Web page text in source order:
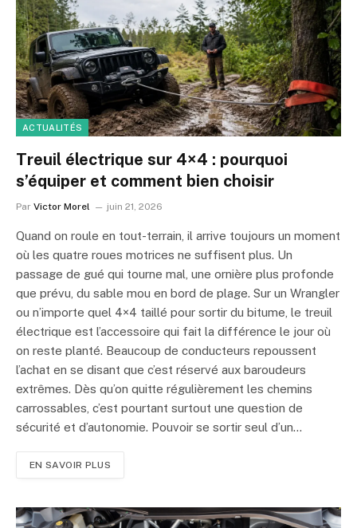
ACTUALITÉS
Treuil électrique sur 4×4 : pourquoi
s’équiper et comment bien choisir
Par Victor Morel juin 21, 2026
Quand on roule en tout-terrain, il arrive toujours un moment
où les quatre roues motrices ne suffisent plus. Un
passage de gué qui tourne mal, une ornière plus profonde
que prévu, du sable mou en bord de plage. Sur un Wrangler
ou n’importe quel 4×4 taillé pour sortir du bitume, le treuil
électrique est l’accessoire qui fait la différence le jour où
on reste planté. Beaucoup de conducteurs repoussent
l’achat en se disant que c’est réservé aux baroudeurs
extrêmes. Dès qu’on quitte régulièrement les chemins
carrossables, c’est pourtant surtout une question de
sécurité et d’autonomie. Pouvoir se sortir seul d’un…
EN SAVOIR PLUS